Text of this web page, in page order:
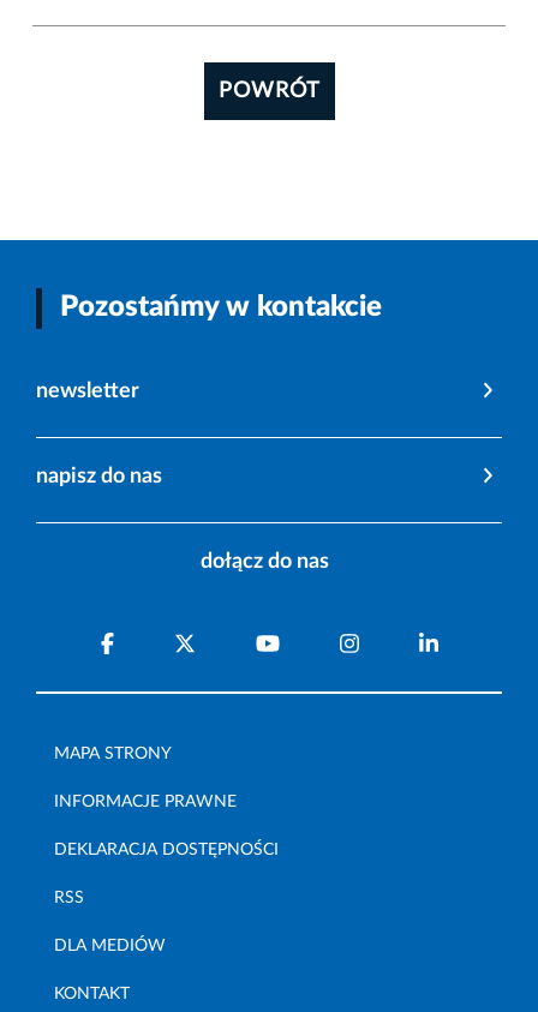
POWRÓT
Pozostańmy w kontakcie
newsletter
napisz do nas
dołącz do nas
MAPA STRONY
INFORMACJE PRAWNE
DEKLARACJA DOSTĘPNOŚCI
RSS
DLA MEDIÓW
KONTAKT